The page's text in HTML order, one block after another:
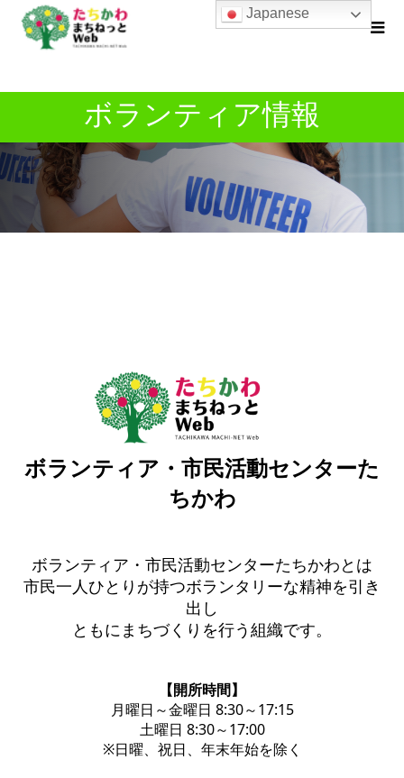
ボランティア情報
ボランティア・市民活動センターた
ちかわ
ボランティア・市民活動センターたちかわとは
市民一人ひとりが持つボランタリーな精神を引き
出し
ともにまちづくりを行う組織です。
【開所時間】
月曜日～金曜日 8:30～17:15
土曜日 8:30～17:00
※日曜、祝日、年末年始を除く
Japanese